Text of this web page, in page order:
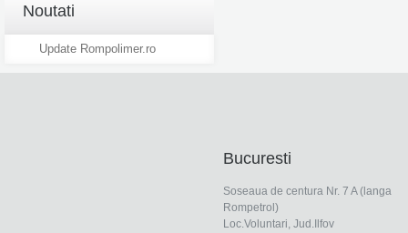
Noutati
Update Rompolimer.ro
Bucuresti
Soseaua de centura Nr. 7 A (langa
Rompetrol)
Loc.Voluntari, Jud.Ilfov